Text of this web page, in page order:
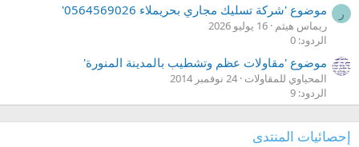
ر موضوع 'شركة تسليك مجاري بحريملاء 0564569026'
ريماس هيثم 16 يوليو 2026
الردود: 0
موضوع 'مقاولات عظم وتشطيب بالمدينة المنورة'
المحياوي للمقاولات 24 نوفمبر 2014
الردود: 9
إحصائيات المنتدى